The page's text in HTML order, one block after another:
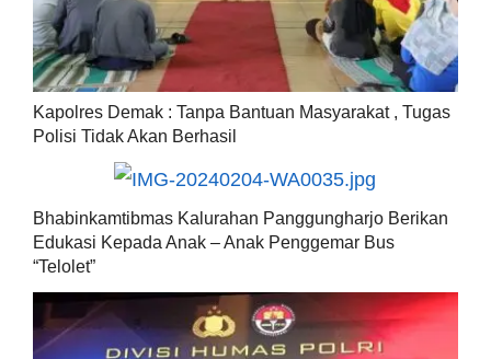
Kapolres Demak : Tanpa Bantuan Masyarakat , Tugas
Polisi Tidak Akan Berhasil
Bhabinkamtibmas Kalurahan Panggungharjo Berikan
Edukasi Kepada Anak – Anak Penggemar Bus
“Telolet”